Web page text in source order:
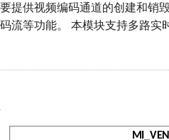
提供视频编码通道的创建和销
流等功能。 本模块支持多路